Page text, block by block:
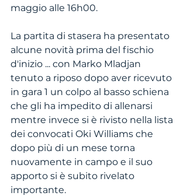
maggio alle 16h00.
La partita di stasera ha presentato
alcune novità prima del fischio
d'inizio ... con Marko Mladjan
tenuto a riposo dopo aver ricevuto
in gara 1 un colpo al basso schiena
che gli ha impedito di allenarsi
mentre invece si è rivisto nella lista
dei convocati Oki Williams che
dopo più di un mese torna
nuovamente in campo e il suo
apporto si è subito rivelato
importante.